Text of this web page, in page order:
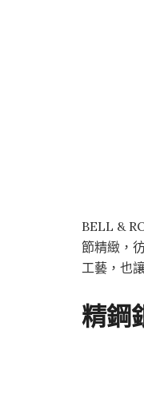
BELL &
節精緻，
工藝，也
精鋼